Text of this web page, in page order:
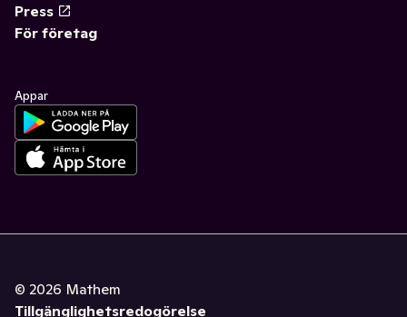
Press
För företag
Appar
© 2026 Mathem
Tillgänglighetsredogörelse